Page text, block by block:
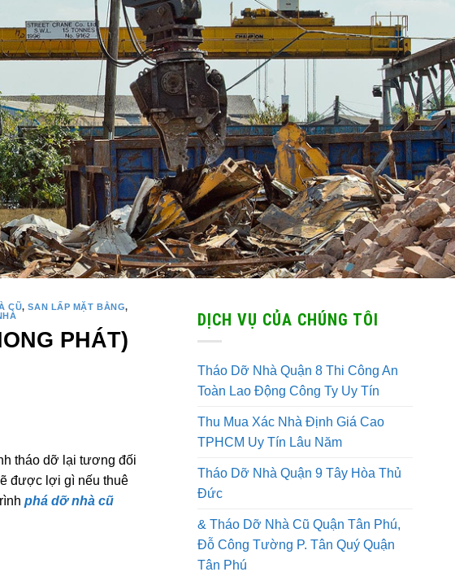
CŨ SAN LẤP MẶT BẰNG
PHÁT)
tháo dỡ lại tương đối
được lợi gì nếu thuê
phá dỡ nhà cũ
DỊCH VỤ CỦA CHÚNG TÔI
Tháo Dỡ Nhà Quận 8 Thi Công An
Toàn Lao Động Công Ty Uy Tín
Thu Mua Xác Nhà Định Giá Cao
TPHCM Uy Tín Lâu Năm
Tháo Dỡ Nhà Quận 9 Tây Hòa Thủ
Đức
& Tháo Dỡ Nhà Cũ Quận Tân Phú,
Đỗ Công Tường P. Tân Quý Quận
Tân Phú